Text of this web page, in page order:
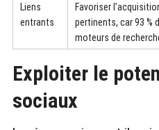
Liens
entrants
Favoriser
pertinents, car 93 %
moteurs de
Exploiter le
sociaux